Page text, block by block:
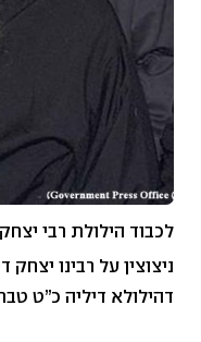
לכבוד הילולת רבי
ניצוצין על רבינו
דהילולא דיליה כ”ט